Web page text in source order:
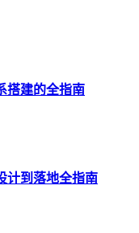
搭建的全指南
计到落地全指南